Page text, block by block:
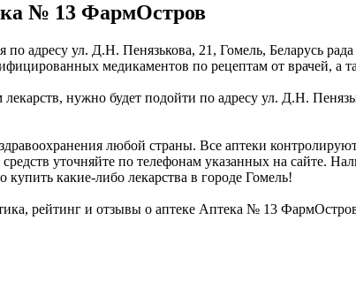
№ 13 ФармОстров
адресу ул. Д.Н. Пенязькова, 21, Гомель, Беларусь
медикаментов по рецептам от врачей, а
нужно будет подойти по адресу ул. Д.Н.
любой страны. Все аптеки
уточняйте по телефонам указанных на сайте.
какие-либо лекарства в городе Гомель!
рейтинг и отзывы о аптеке Аптека № 13